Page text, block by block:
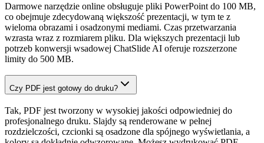
Darmowe narzędzie online obsługuje pliki PowerPoint do 100 MB,
co obejmuje zdecydowaną większość prezentacji, w tym te z
wieloma obrazami i osadzonymi mediami. Czas przetwarzania
wzrasta wraz z rozmiarem pliku. Dla większych prezentacji lub
potrzeb konwersji wsadowej ChatSlide AI oferuje rozszerzone
limity do 500 MB.
Czy PDF jest gotowy do druku?
Tak, PDF jest tworzony w wysokiej jakości odpowiedniej do
profesjonalnego druku. Slajdy są renderowane w pełnej
rozdzielczości, czcionki są osadzone dla spójnego wyświetlania, a